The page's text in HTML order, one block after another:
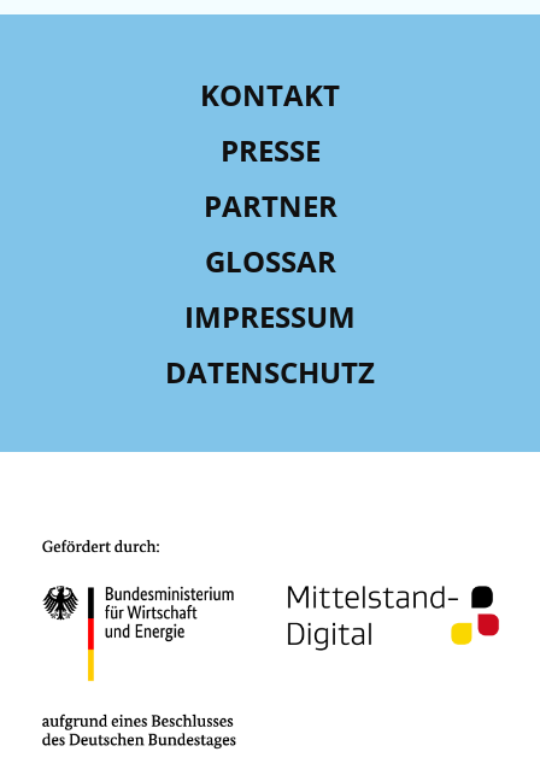
KONTAKT
PRESSE
PARTNER
GLOSSAR
IMPRESSUM
DATENSCHUTZ